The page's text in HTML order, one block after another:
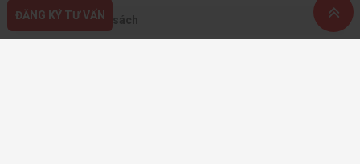
Quy định & chính sách
ĐĂNG KÝ TƯ VẤN